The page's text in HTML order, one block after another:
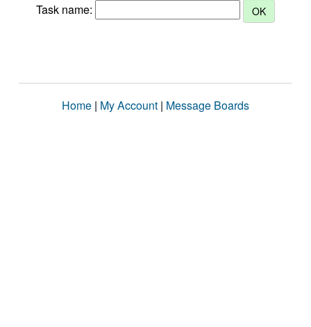
Task name:
Home | My Account | Message Boards